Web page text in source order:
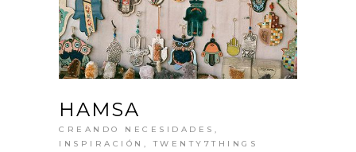
HAMSA
CREANDO NECESIDADES ,
INSPIRACIÓN ,TWENTY7THINGS